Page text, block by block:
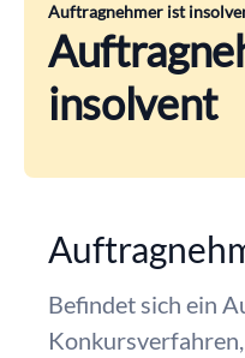
Auftragnehmer ist
insolvent
Befindet sich ein